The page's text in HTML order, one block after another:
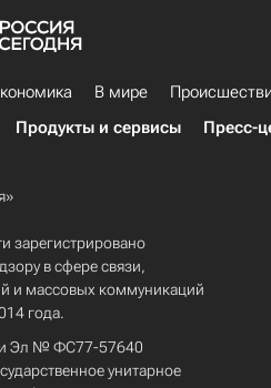
В мире
Продукты и сервисы Пресс-
зарегистрировано
в сфере связи,
и массовых коммуникаций
года.
Эл № ФС77-57640
унитарное